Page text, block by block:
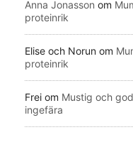
Anna Jonasson om
proteinrik
Elise och Norun om
proteinrik
Frei om Mustig och
ingefära